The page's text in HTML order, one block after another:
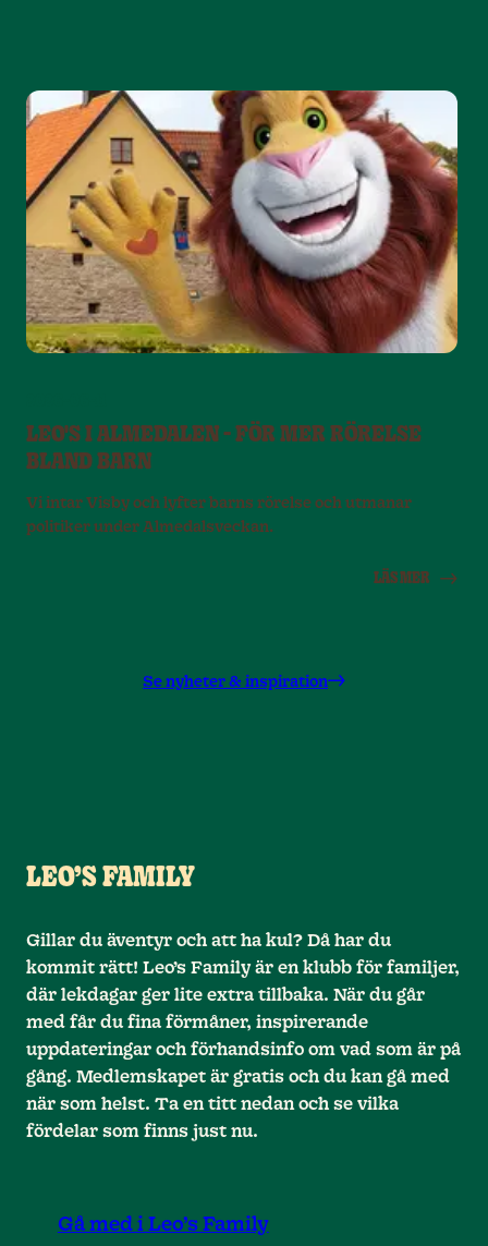
LEO'S I ALMEDALEN - FÖR MER RÖRELSE
BLAND BARN
Vi intar Visby och lyfter barns rörelse och utmanar
politiker under Almedalsveckan.
LÄS MER
Se nyheter & inspiration
LEO’S FAMILY
Gillar du äventyr och att ha kul? Då har du
kommit rätt! Leo’s Family är en klubb för familjer,
där lekdagar ger lite extra tillbaka. När du går
med får du fina förmåner, inspirerande
uppdateringar och förhandsinfo om vad som är på
gång. Medlemskapet är gratis och du kan gå med
när som helst. Ta en titt nedan och se vilka
fördelar som finns just nu.
Gå med i Leo’s Family